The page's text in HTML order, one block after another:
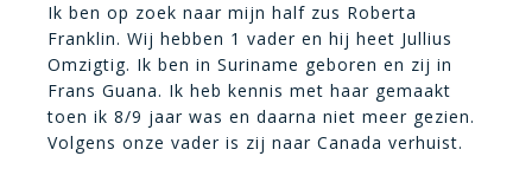
Ik ben op zoek naar mijn half zus Roberta
Franklin. Wij hebben 1 vader en hij heet Jullius
Omzigtig. Ik ben in Suriname geboren en zij in
Frans Guana. Ik heb kennis met haar gemaakt
toen ik 8/9 jaar was en daarna niet meer gezien.
Volgens onze vader is zij naar Canada verhuist.